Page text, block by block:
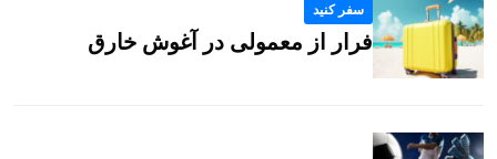
سفر کنید
فرار از معمولی در آغوش خارق